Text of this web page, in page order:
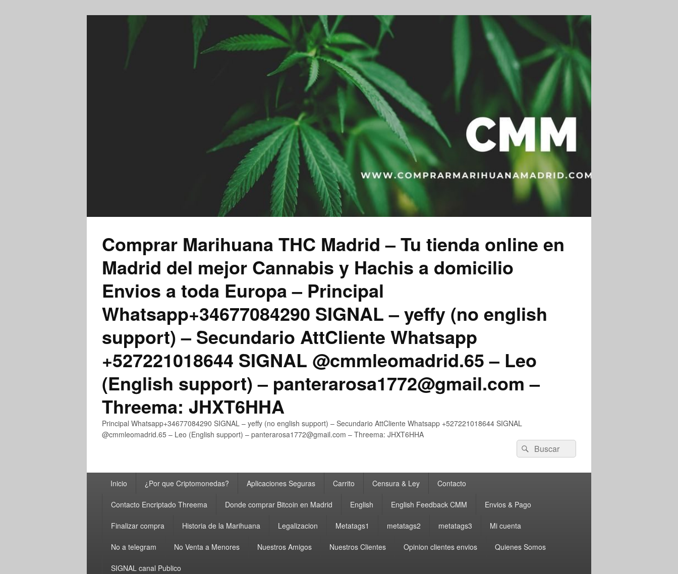
Comprar Marihuana THC Madrid – Tu tienda online en
Madrid del mejor Cannabis y Hachis a domicilio
Envios a toda Europa – Principal
Whatsapp+34677084290 SIGNAL – yeffy (no english
support) – Secundario AttCliente Whatsapp
+527221018644 SIGNAL @cmmleomadrid.65 – Leo
(English support) – panterarosa1772@gmail.com –
Threema: JHXT6HHA
Principal Whatsapp+34677084290 SIGNAL – yeffy (no english support) – Secundario AttCliente Whatsapp +527221018644 SIGNAL
@cmmleomadrid.65 – Leo (English support) – panterarosa1772@gmail.com – Threema: JHXT6HHA
Buscar
por:
Buscar
principalInicio ¿Por que Criptomonedas? Aplicaciones Seguras Carrito Censura & Ley Contacto
Contacto Encriptado Threema Donde comprar Bitcoin en Madrid English English Feedback CMM Envios & Pago
Finalizar compra Historia de la Marihuana Legalizacion Metatags1 metatags2 metatags3 Mi cuenta
No a telegram No Venta a Menores Nuestros Amigos Nuestros Clientes Opinion clientes envios Quienes Somos
SIGNAL canal Publico